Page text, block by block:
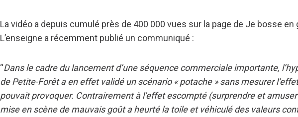
La vidéo a depuis cumulé près de 400 000 vues sur la page de Je bosse
L’enseigne a récemment publié un communiqué :
“Dans le cadre du lancement d’une séquence commerciale importante,
de Petite-Forêt a en effet validé un scénario « potache » sans mesurer
pouvait provoquer. Contrairement à l’effet escompté (surprendre et
mise en scène de mauvais goût a heurté la toile et véhiculé des valeurs